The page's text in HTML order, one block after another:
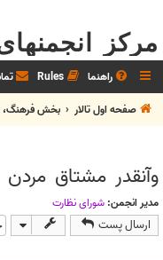
مرکز
راهنما Rules
صفحه اول تالار
بخش فرهنگ،
وآنقدر مشتاق
مدیر انجمن: شوراي نظارت
ارسال پست